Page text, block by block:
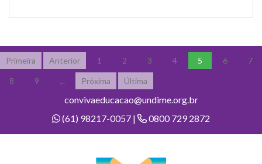
Primeira Anterior 1 2 3 4 5 6 7
8 9 ... Próxima Última
convivaeducacao@undime.org.br
(61) 98217-0057 |
0800 729 2872